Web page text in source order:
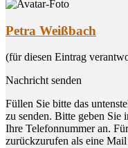
Petra Weißbach
(für diesen Eintrag
Nachricht senden
Füllen Sie bitte das
zu senden. Bitte geben
Ihre Telefonnummer an.
zurückzurufen als eine